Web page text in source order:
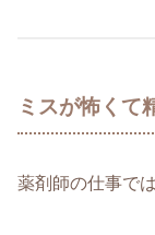
ミスが怖くて
薬剤師の仕事で